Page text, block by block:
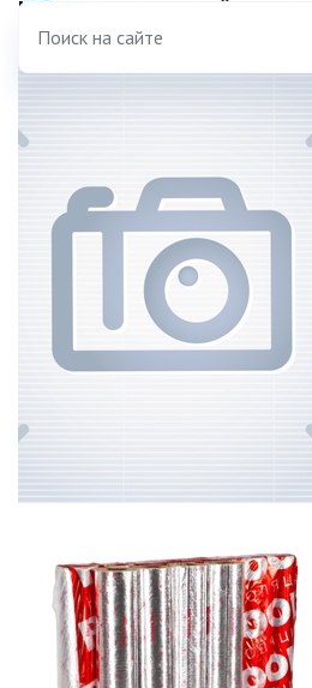
Цилиндр навивной
(12шт/уп)